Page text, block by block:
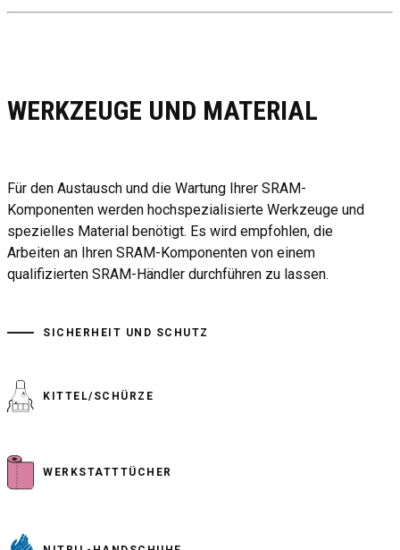
WERKZEUGE UND MATERIAL
Für den Austausch und die Wartung Ihrer SRAM-
Komponenten werden hochspezialisierte Werkzeuge und
spezielles Material benötigt. Es wird empfohlen, die
Arbeiten an Ihren SRAM-Komponenten von einem
qualifizierten SRAM-Händler durchführen zu lassen.
SICHERHEIT UND SCHUTZ
KITTEL/SCHÜRZE
WERKSTATTTÜCHER